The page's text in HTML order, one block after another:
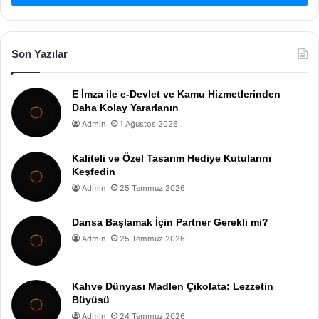
Son Yazılar
E İmza ile e-Devlet ve Kamu Hizmetlerinden
Daha Kolay Yararlanın
Admin 1 Ağustos 2026
Kaliteli ve Özel Tasarım Hediye Kutularını
Keşfedin
Admin 25 Temmuz 2026
Dansa Başlamak İçin Partner Gerekli mi?
Admin 25 Temmuz 2026
Kahve Dünyası Madlen Çikolata: Lezzetin
Büyüsü
Admin 24 Temmuz 2026